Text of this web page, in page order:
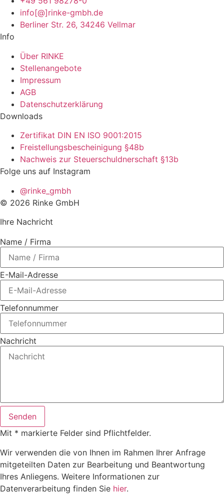
info[@]rinke-gmbh.de
Berliner Str. 26, 34246 Vellmar
Info
Über RINKE
Stellenangebote
Impressum
AGB
Datenschutzerklärung
Downloads
Zertifikat DIN EN ISO 9001:2015
Freistellungsbescheinigung §48b
Nachweis zur Steuerschuldnerschaft §13b
Folge uns auf Instagram
@rinke_gmbh
© 2026 Rinke GmbH
Ihre Nachricht
Name / Firma
E-Mail-Adresse
Telefonnummer
Nachricht
Senden
Mit * markierte Felder sind Pflichtfelder.
Wir verwenden die von Ihnen im Rahmen Ihrer Anfrage
mitgeteilten Daten zur Bearbeitung und Beantwortung
Ihres Anliegens. Weitere Informationen zur
Datenverarbeitung finden Sie hier.